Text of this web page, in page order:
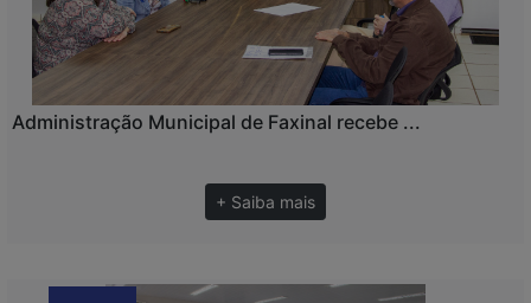
Administração Municipal de Faxinal recebe ...
+ Saiba mais